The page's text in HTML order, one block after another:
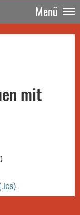
Menü
mit